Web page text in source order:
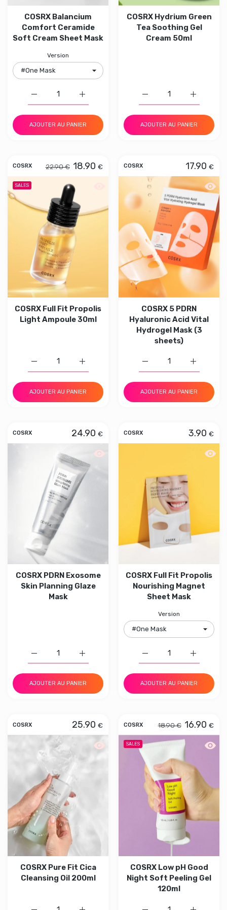
COSRX Balancium
Comfort Ceramide
Soft Cream Sheet Mask
Version
Augmenter la quantité de COSRX
Augmenter la quantité de COSRX Balancium Comfort
AJOUTER AU PANIER
COSRX Hydrium Green
Tea Soothing Gel
Cream 50ml
Augmenter la quantité
AJOUTER AU PANIER
COSRX 18.90 €
22.90 €
SALES Aperçu rapide COSRX Full Fit
COSRX Full Fit Propolis
Light Ampoule 30ml
Augmenter la quantité de COSRX Full
Augmenter la quantité de COSRX Full Fit Propolis
AJOUTER AU PANIER
COSRX 17.90 €
COSRX 5 PDRN
Hyaluronic Acid Vital
Hydrogel Mask (3
sheets)
Augmenter la quantité
AJOUTER AU PANIER
COSRX 24.90 €
Aperçu rapide COSRX PDRN
COSRX PDRN Exosome
Skin Planning Glaze
Mask
Augmenter la quantité de COSRX PDRN
Augmenter la quantité de COSRX PDRN Exosome
AJOUTER AU PANIER
COSRX 3.90 €
COSRX Full Fit Propolis
Nourishing Magnet
Sheet Mask
Version
Augmenter la quantité
AJOUTER AU PANIER
COSRX 25.90 €
Aperçu rapide COSRX Pure Fit Cica
COSRX Pure Fit Cica
Cleansing Oil 200ml
COSRX 16.90 €
18.90 €
SALES
COSRX Low pH Good
Night Soft Peeling Gel
120ml